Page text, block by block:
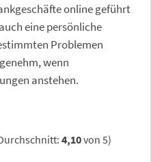
online geführt
eine persönliche
Problemen
wenn
anstehen.
4,10von 5)